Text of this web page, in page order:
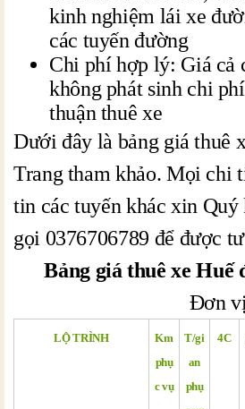
kinh nghiệm lái xe
các tuyến đường
Chi phí hợp lý: Giá cả
không phát sinh chi
thuận thuê xe
Dưới đây là bảng giá thuê
Trang tham khảo. Mọi chi
tin các tuyến khác xin
gọi 0376706789 để được
Bảng giá thuê xe Huế
Đơn
LỘ TRÌNH
Km
phụ
c vụ
T/gi
an
phụ
4C